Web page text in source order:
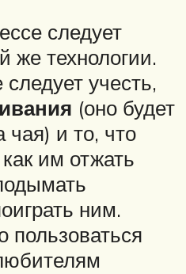
следует
же технологии.
учесть,
(оно будет
чая) и то, что
им отжать
ним.
пользоваться